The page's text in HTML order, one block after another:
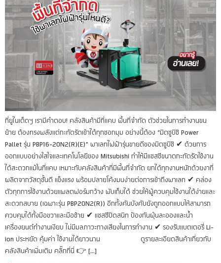
ที่ยูไนเต็ดฯ เรามีคำตอบ! คลังสินค้ามีที่แคบ พื้นที่จำกัด ตัวช่วยในการทำงานขน
ย้าย ต้องทรงพลังแต่กะทัดรัดเข้าได้ทุกซอกมุม อย่างนี้ต้อง “มิตซูบิชิ Power
Pallet รุ่น PBP16-20N2(R)(E)” พาเลทไฟฟ้ารุ่นขายดีของมิตซูบิชิ ✔ ด้วยการ
ออกแบบอย่างใสใจและเทคโนโลยีของ Mitsubishi ทำให้มีแชสซีขนาดกะทัดรัดใช้งาน
ได้สะดวกแม้ในที่แคบ เหมาะกับคลังสินค้าที่มีพื้นที่จำกัด ยกได้ทุกงานหนักด้วยงาที่
ผลิตจากวัสดุชั้นดี แข็งแรง พร้อมปลายโค้งมนง่ายต่อการเข้าถึงพาเลท ✔ คล่อง
ตัวทุกการใช้งานด้วยแพลตฟอร์มกว้าง พับเก็บได้ ช่วยให้ผู้ควบคุมใช้งานได้ง่ายและ
สะดวกสบาย (เฉพาะรุ่น PBP20N2(R)) อีกทั้งคันบังคับยังถูกออกแบบให้สามารถ
ควบคุมได้ทั้งมือขวาและมือซ้าย ✔ แชสซีปิดสนิท ป้องกันฝุ่นละอองและน้ำ
เครื่องยนต์ทำงานเงียบ ไม่มีมลภาวะทางเสียงในการทำงาน ✔ รองรับแบตเตอรี่ Li-
ion ประหยัด คุ้มค่า ใช้งานได้ยาวนาน ดูรายละเอียดสินค้าเกี่ยวกับ
คลังสินค้าเพิ่มเติม คลิ๊กที่นี่ 👉 […]